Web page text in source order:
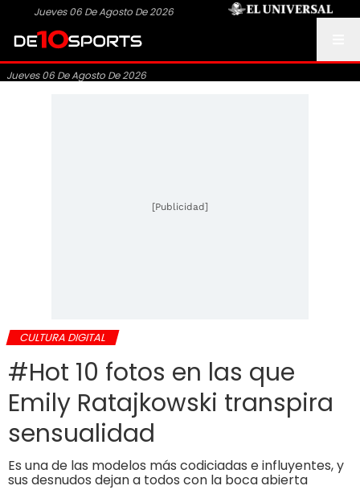
Jueves 06 De Agosto De 2026
Jueves 06 De Agosto De 2026
[Publicidad]
CULTURA DIGITAL
#Hot 10 fotos en las que
Emily Ratajkowski transpira
sensualidad
Es una de las modelos más codiciadas e influyentes, y
sus desnudos dejan a todos con la boca abierta